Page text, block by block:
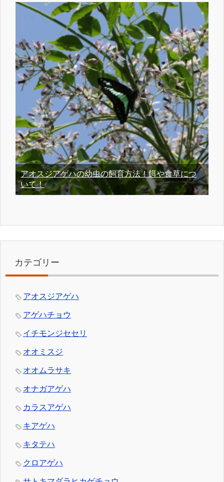
アオスジアゲハの幼虫の飼育方法！餌や食草につ
いて！
カテゴリー
アオスジアゲハ
アゲハチョウ
イチモンジセセリ
オオミスジ
オオムラサキ
オナガアゲハ
カラスアゲハ
キアゲハ
キタテハ
クロアゲハ